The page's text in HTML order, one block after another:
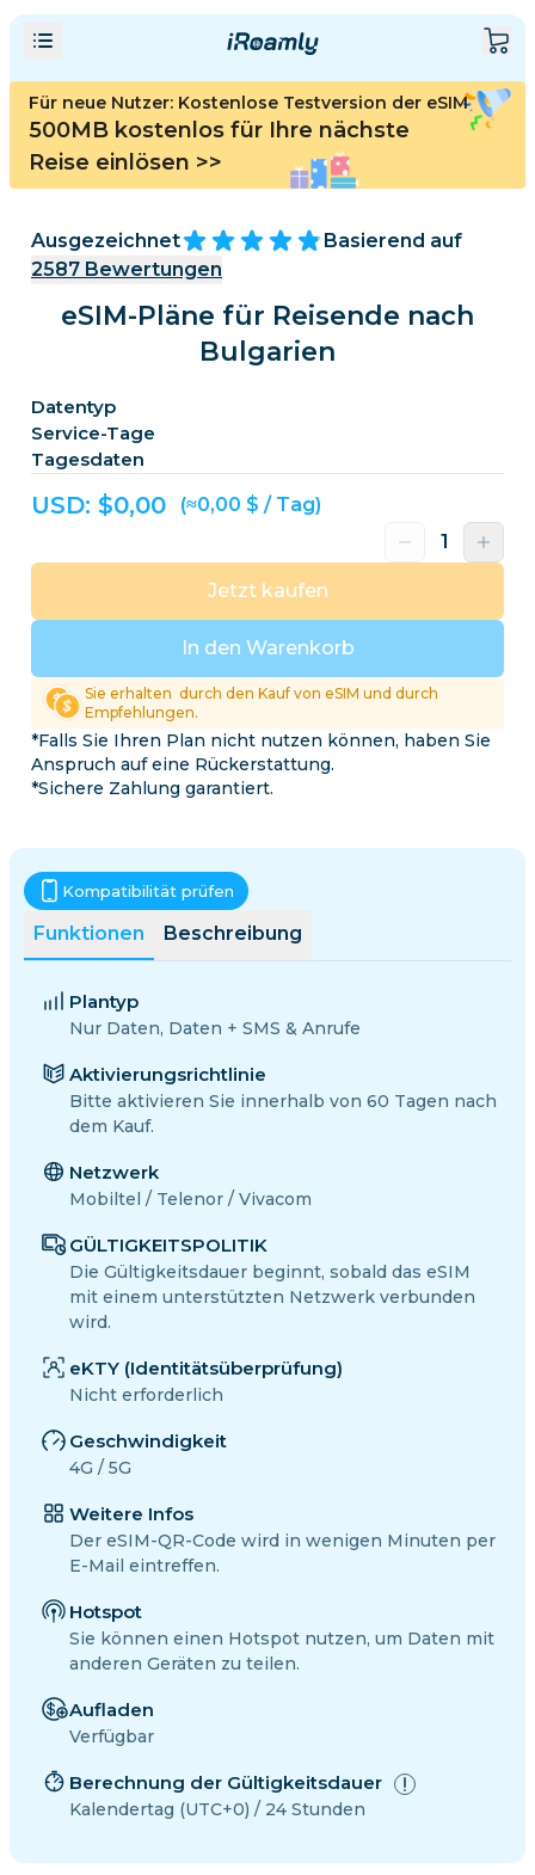
Für neue Nutzer: Kostenlose Testversion der eSIM
500MB kostenlos für Ihre nächste
Reise einlösen >>
Ausgezeichnet
Basierend auf
2587 Bewertungen
eSIM-Pläne für Reisende nach
Bulgarien
Datentyp
Service-Tage
Tagesdaten
USD: $0,00 (≈0,00 $ / Tag)
In den Warenkorb
Jetzt kaufen
Sie erhalten durch den Kauf von eSIM und durch
Empfehlungen.
*Falls Sie Ihren Plan nicht nutzen können, haben Sie
Anspruch auf eine Rückerstattung.
*Sichere Zahlung garantiert.
Funktionen Beschreibung
Kompatibilität prüfen
Plantyp
Nur Daten, Daten + SMS & Anrufe
Aktivierungsrichtlinie
Bitte aktivieren Sie innerhalb von 60 Tagen nach
dem Kauf.
Netzwerk
Mobiltel / Telenor / Vivacom
GÜLTIGKEITSPOLITIK
Die Gültigkeitsdauer beginnt, sobald das eSIM
mit einem unterstützten Netzwerk verbunden
wird.
eKTY (Identitätsüberprüfung)
Nicht erforderlich
Geschwindigkeit
4G / 5G
Weitere Infos
Der eSIM-QR-Code wird in wenigen Minuten per
E-Mail eintreffen.
Hotspot
Sie können einen Hotspot nutzen, um Daten mit
anderen Geräten zu teilen.
Aufladen
Verfügbar
Berechnung der Gültigkeitsdauer
Kalendertag (UTC+0) / 24 Stunden